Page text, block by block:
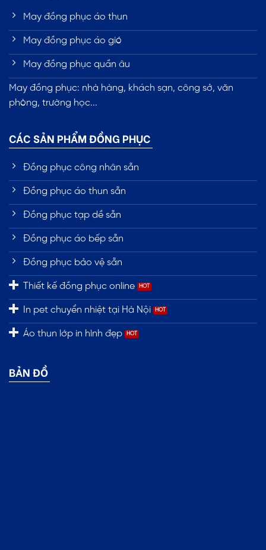
May đồng phục áo thun
May đồng phục áo gió
May đồng phục quần âu
May đồng phục: nhà hàng, khách sạn, công sở, văn
phòng, trường học...
CÁC SẢN PHẨM ĐỒNG PHỤC
Đồng phục công nhân sẵn
Đồng phục áo thun sẵn
Đồng phục tạp dề sẵn
Đồng phục áo bếp sẵn
Đồng phục bảo vệ sẵn
Thiết kế đồng phục online
In pet chuyển nhiệt tại Hà Nội
Áo thun lớp in hình đẹp
BẢN ĐỒ